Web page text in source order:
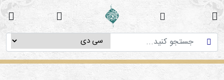
دوره
های
آموزشی